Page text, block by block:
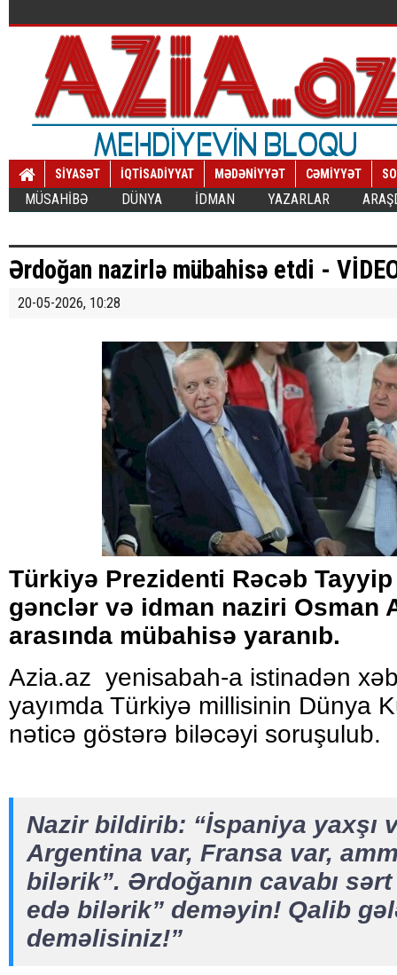
SİYASƏT İQTİSADİYYAT MƏDƏNİYYƏT CƏMİYYƏT
MÜSAHİBƏ DÜNYA İDMAN YAZARLAR
Ərdoğan nazirlə mübahisə etdi -
20-05-2026, 10:28
Türkiyə Prezidenti Rəcəb
gənclər və idman naziri Osman
arasında mübahisə yaranıb.
Azia.az yenisabah-a istinadən
yayımda Türkiyə millisinin Dünya
nəticə göstərə biləcəyi soruşulub.
Nazir bildirib: “İspaniya yaxşı
Argentina var, Fransa var,
bilərik”. Ərdoğanın cavabı
edə bilərik” deməyin! Qalib
deməlisiniz!”